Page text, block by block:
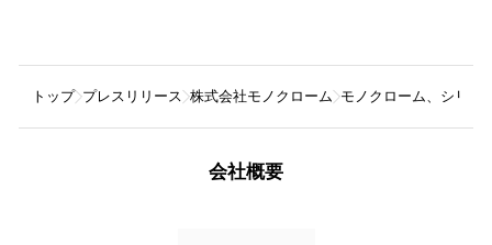
トップ プレスリリース 株式会社モノクローム モノクローム、シリー
会社概要